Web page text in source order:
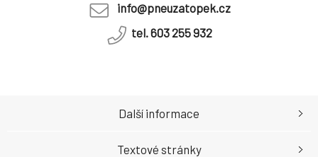
info@pneuzatopek.cz
tel. 603 255 932
Další informace
Textové stránky